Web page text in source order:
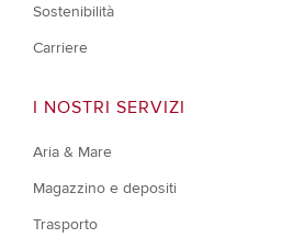
Sostenibilità
Carriere
I NOSTRI SERVIZI
Aria & Mare
Magazzino e depositi
Trasporto